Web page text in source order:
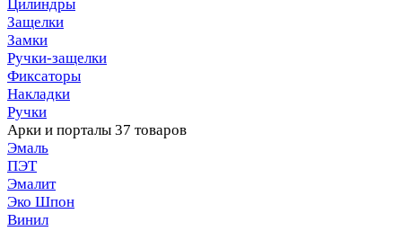
Цилиндры
Защелки
Замки
Ручки-защелки
Фиксаторы
Накладки
Ручки
Арки и порталы 37 товаров
Эмаль
ПЭТ
Эмалит
Эко Шпон
Винил